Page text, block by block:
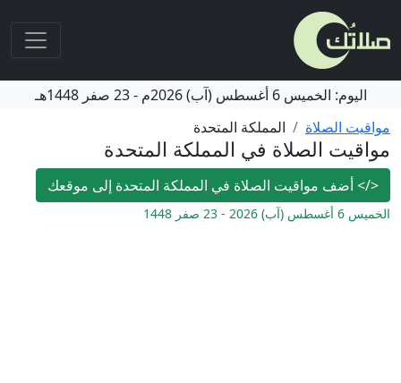
اليوم: الخميس 6 أغسطس (آب) 2026م -23 صفر 1448هـ
مواقيت الصلاة
المملكة المتحدة
مواقيت الصلاة في المملكة المتحدة
</>أضف مواقيت الصلاة في المملكة المتحدة إلى موقعك
الخميس 6 أغسطس (آب) 2026 - 23 صفر 1448